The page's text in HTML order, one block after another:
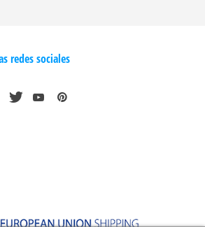
redes sociales